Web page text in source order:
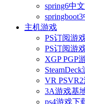
spring6中
主机游戏
PS订阅游
PS订阅游
XGP PGP
VR
3A游戏基
ps4游戏下